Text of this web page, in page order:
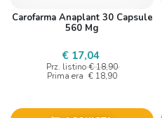
Carofarma Anaplant 30 Capsule
560 Mg
€ 17,04
Prz. listino € 18,90
Prima era € 18,90